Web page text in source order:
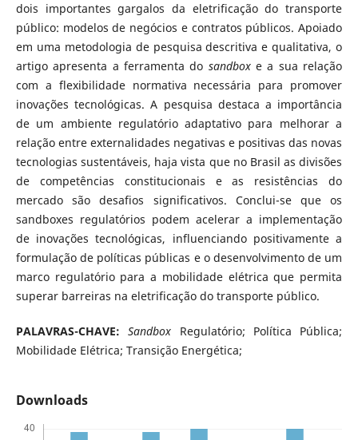
dois importantes gargalos da eletrificação do transporte
público: modelos de negócios e contratos públicos. Apoiado
em uma metodologia de pesquisa descritiva e qualitativa, o
artigo apresenta a ferramenta do sandboxe a sua relação
com a flexibilidade normativa necessária para promover
inovações tecnológicas. A pesquisa destaca a importância
de um ambiente regulatório adaptativo para melhorar a
relação entre externalidades negativas e positivas das novas
tecnologias sustentáveis, haja vista que no Brasil as divisões
de competências constitucionais e as resistências do
mercado são desafios significativos. Conclui-se que os
sandboxes regulatórios podem acelerar a implementação
de inovações tecnológicas, influenciando positivamente a
formulação de políticas públicas e o desenvolvimento de um
marco regulatório para a mobilidade elétrica que permita
superar barreiras na eletrificação do transporte público.
PALAVRAS-CHAVE: Sandbox Regulatório; Política Pública;
Mobilidade Elétrica; Transição Energética;
Downloads